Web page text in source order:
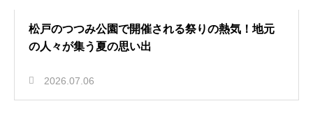
松戸のつつみ公園で開催される祭りの熱気！地元
の人々が集う夏の思い出
2026.07.06